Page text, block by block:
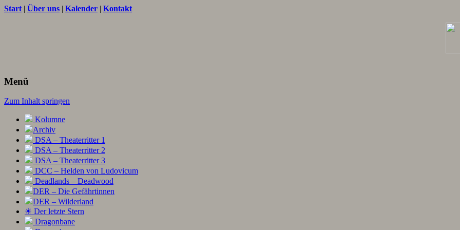
Start | Über uns | Kalender | Kontakt
Menü
Zum Inhalt springen
Kolumne
Archiv
DSA – Theaterritter 1
DSA – Theaterritter 2
DSA – Theaterritter 3
DCC – Helden von Ludovicum
Deadlands – Deadwood
DER – Die Gefährtinnen
DER – Wilderland
☀ Der letzte Stern
Dragonbane